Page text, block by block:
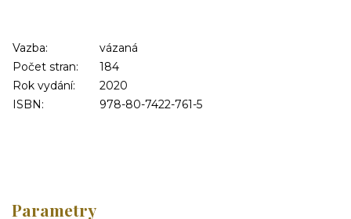
Vazba:
vázaná
Počet stran:
184
Rok vydání:
2020
ISBN:
978-80-7422-761-5
Parametry